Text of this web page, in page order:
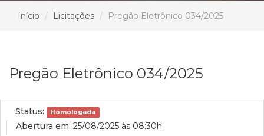
Início Licitações Pregão Eletrônico 034/2025
Pregão Eletrônico 034/2025
Status: Homologada
Abertura em: 25/08/2025 às 08:30h